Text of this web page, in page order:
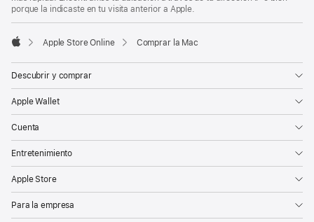
página
porque la indicaste en tu visita anterior a Apple.
Apple Store Online Comprar la Mac
Descubrir y comprar
Apple Wallet
Cuenta
Entretenimiento
Apple Store
Para la empresa